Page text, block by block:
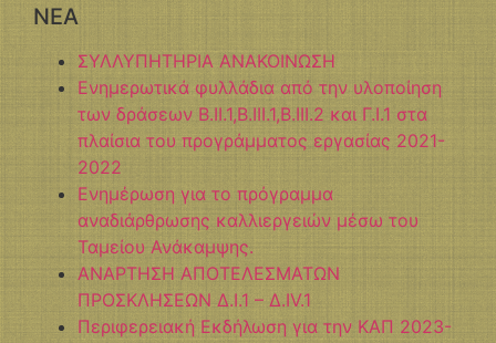
NEA
ΣΥΛΛΥΠΗΤΗΡΙΑ ΑΝΑΚΟΙΝΩΣΗ
Ενημερωτικά φυλλάδια από την υλοποίηση
των δράσεων Β.ΙΙ.1,Β.ΙΙΙ.1,Β.ΙΙΙ.2 και Γ.Ι.1 στα
πλαίσια του προγράμματος εργασίας 2021-
2022
Ενημέρωση για το πρόγραμμα
αναδιάρθρωσης καλλιεργειών μέσω του
Ταμείου Ανάκαμψης.
ΑΝΑΡΤΗΣΗ ΑΠΟΤΕΛΕΣΜΑΤΩΝ
ΠΡΟΣΚΛΗΣΕΩΝ Δ.Ι.1 – Δ.ΙV.1
Περιφερειακή Εκδήλωση για την ΚΑΠ 2023-